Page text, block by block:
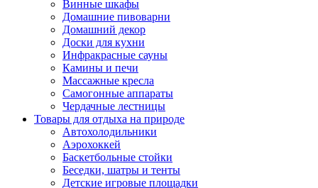
Винные шкафы
Домашние пивоварни
Домашний декор
Доски для кухни
Инфракрасные сауны
Камины и печи
Массажные кресла
Самогонные аппараты
Чердачные лестницы
Товары для отдыха на природе
Автохолодильники
Аэрохоккей
Баскетбольные стойки
Беседки, шатры и тенты
Детские игровые площадки